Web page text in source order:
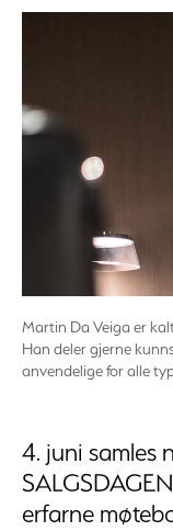
Martin Da Veiga er
Han deler gjerne
anvendelige for alle
4. juni samles
erfarne